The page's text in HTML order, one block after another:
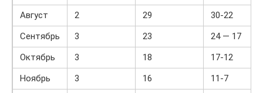
Август
2 29
30-22
Сентябрь
3 23
24 — 17
Октябрь
3 18
17-12
Ноябрь
3 16
11-7